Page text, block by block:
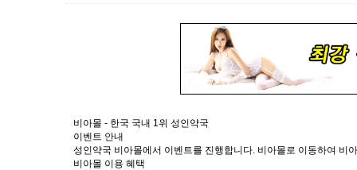
비아몰 - 한국 국내 1위 성인약국
이벤트 안내
성인약국 비아몰에서 이벤트를 진행합니다. 비아몰로 이동하여 비
비아몰 이용 혜택